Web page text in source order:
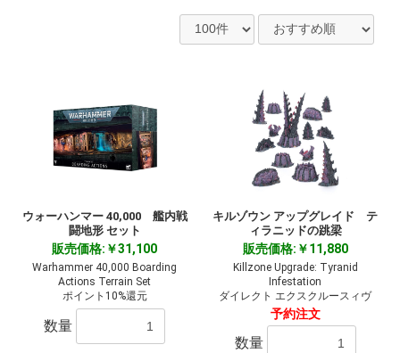
ウォーハンマー 40,000 艦内戦
闘地形 セット
販売価格:￥31,100
Warhammer 40,000 Boarding
Actions Terrain Set
ポイント10%還元
数量
キルゾウン アップグレイド テ
ィラニッドの跳梁
販売価格:￥11,880
Killzone Upgrade: Tyranid
Infestation
ダイレクト エクスクルースィヴ
予約注文
数量